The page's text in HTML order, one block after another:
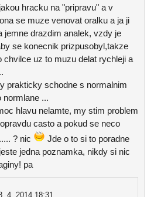
hracku na "pripravu" a v
se muze venovat oralku a ja ji
jemne drazdim analek, vzdy je
se konecnik prizpusobyl,takze
chvilce uz to muzu delat rychleji a
prakticky schodne s normalnim
normlane ...
hlavu nelamte, my stim problem
casto a pokud se neco
? nic
Jde o to si to poradne
jedna poznamka, nikdy si nic
pa
4. 2014 18:31